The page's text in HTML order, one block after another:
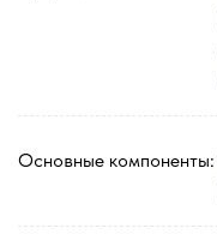
Основные компоненты: